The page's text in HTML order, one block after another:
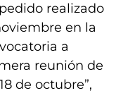
realizado
en la
a
reunión de
de octubre”,